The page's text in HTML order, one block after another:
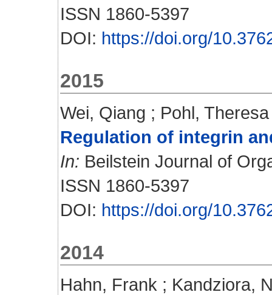
ISSN 1860-5397
DOI: https://doi.org/
2015
Wei, Qiang ; Pohl,
Regulation of integrin
In: Beilstein Journal of
ISSN 1860-5397
DOI: https://doi.org/
2014
Hahn, Frank ; Kandziora,